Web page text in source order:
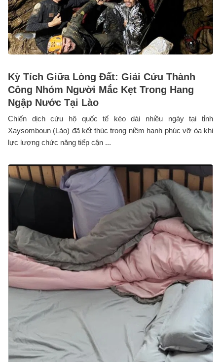
Kỳ Tích Giữa Lòng Đất: Giải Cứu Thành
Công Nhóm Người Mắc Kẹt Trong Hang
Ngập Nước Tại Lào
Chiến dịch cứu hộ quốc tế kéo dài nhiều ngày tại tỉnh
Xaysomboun (Lào) đã kết thúc trong niềm hạnh phúc vỡ òa khi
lực lượng chức năng tiếp cận ...